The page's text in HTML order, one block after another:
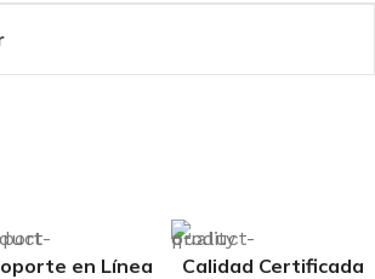
en Línea Calidad Certificada